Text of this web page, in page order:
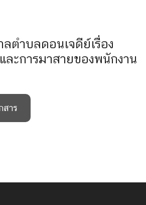
ตำบลดอนเจดีย์เรื่อง
ละการมาสายของพนักงาน
สาร